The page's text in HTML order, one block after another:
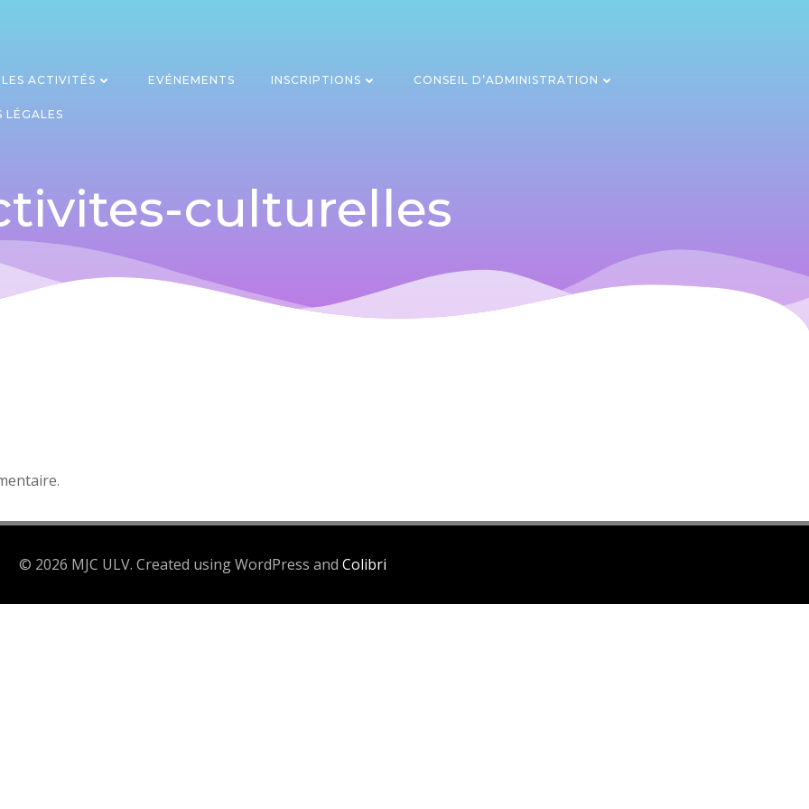
ACTIVITÉS EVÉNEMENTS INSCRIPTIONS CONSEIL D’ADMINISTRATION
LÉGALES
culturelles
© 2026 MJC ULV. Created using WordPress and Colibri